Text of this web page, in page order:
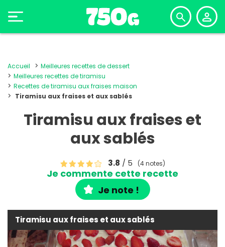
Accueil
Meilleures recettes de dessert
Meilleures recettes de tiramisu
Recettes de tiramisu aux fraises maison
Tiramisu aux fraises et aux sablés
Tiramisu aux fraises et
aux sablés
3.8 / 5 (4 notes)
Je commente cette recette
Je note !
Tiramisu aux fraises et aux sablés